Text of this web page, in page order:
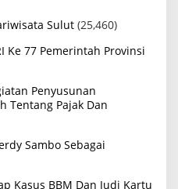
Sulut (25,460)
Ke 77 Pemerintah Provinsi
Penyusunan
Tentang Pajak Dan
Sambo Sebagai
Kasus BBM Dan Judi Kartu